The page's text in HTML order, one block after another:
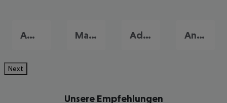
Amoudara Malia Adelianos Kambos Analypsi
Next
Unsere Empfehlungen